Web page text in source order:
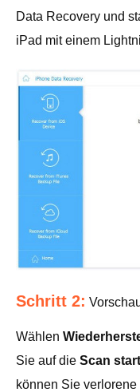
Data Recovery und
iPad mit einem
Schritt 2:
Wählen
Sie auf die Scan
können Sie